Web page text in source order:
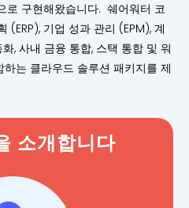
로 구현해왔습니다. 쉐어워터 코
(ERP), 기업 성과 관리 (EPM), 계
, 사내 금융 통합, 스택 통합 및 워
는 클라우드 솔루션 패키지를 제
소개합니다